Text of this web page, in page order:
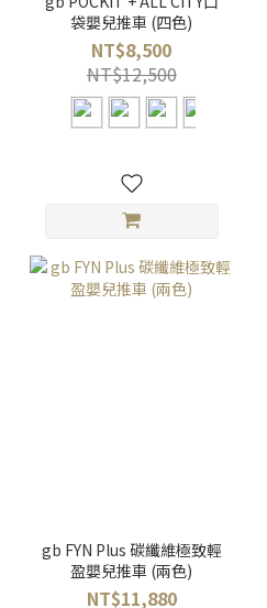
袋嬰兒推車 (四色)
NT$8,500
NT$12,500
gb FYN Plus 碳纖維極致輕
盈嬰兒推車 (兩色)
NT$11,880